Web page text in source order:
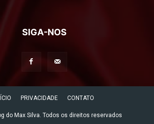
SIGA-NOS
PRIVACIDADE CONTATO
do Max Silva. Todos os direitos reservados